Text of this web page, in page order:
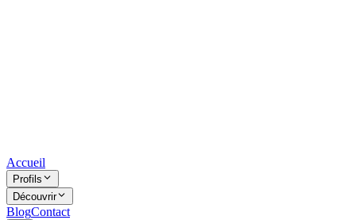
Accueil
Profils
Découvrir
BlogContact